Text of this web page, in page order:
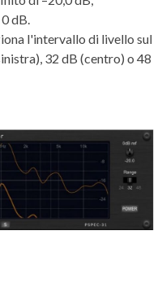
dB.
l'intervallo di livello sul
32 dB (centro) o 48